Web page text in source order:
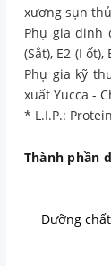
xương sụn
Phụ gia dinh
(Sắt), E2 (I ốt),
Phụ gia kỹ
xuất Yucca -
* L.I.P.:
Thành phần
Dưỡng